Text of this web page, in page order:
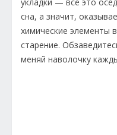
сна, а значит,
химические элементы
старение.
меняй наволочку